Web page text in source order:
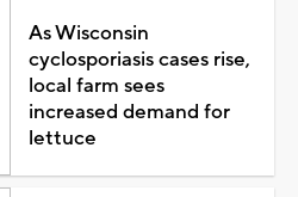
As Wisconsin
cyclosporiasis cases rise,
local farm sees
increased demand for
lettuce